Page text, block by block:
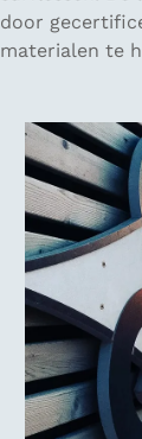
door
materialen te